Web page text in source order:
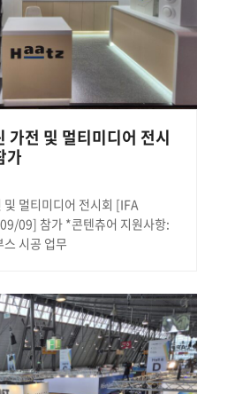
가전 및 멀티미디어 전시
가
멀티미디어 전시회 [IFA
09] 참가 *콘텐츄어 지원사항:
시공 업무